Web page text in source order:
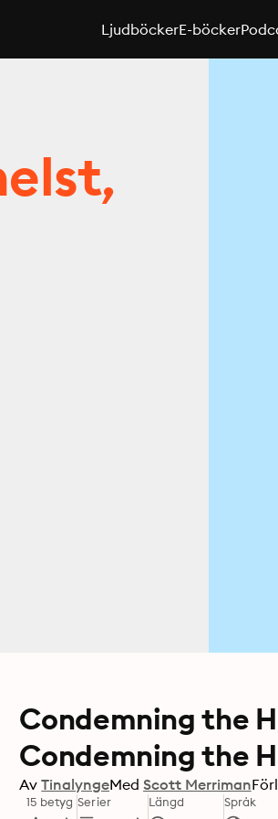
LjudböckerE-böcker
Condemning the
Condemning the
Av TinalyngeMed Scott Merriman
15 betyg Serier Längd Språk